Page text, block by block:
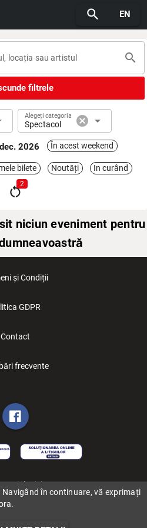
search EN
search
filtrele
Alegeți categoria
Spectacol cancel arrow_drop_down
2026 În acest weekend
bilete Noutăți In curând
restart_alt
2
niciun eveniment pentru
și Condiții
GDPR
Contact
frecvente
(C) 2006-2026 BILET.ro
în continuare, vă exprimați